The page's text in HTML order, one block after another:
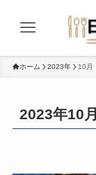
ホーム 2023年 10月
2023年10月